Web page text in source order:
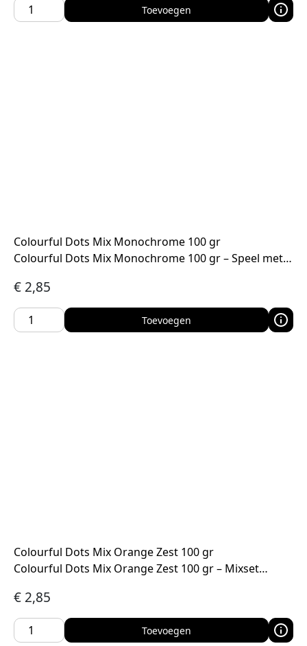
Toevoegen
Colourful Dots Mix Monochrome 100 gr
Colourful Dots Mix Monochrome 100 gr – Speel met…
€ 2,85
Toevoegen
Colourful Dots Mix Orange Zest 100 gr
Colourful Dots Mix Orange Zest 100 gr – Mixset…
€ 2,85
Toevoegen